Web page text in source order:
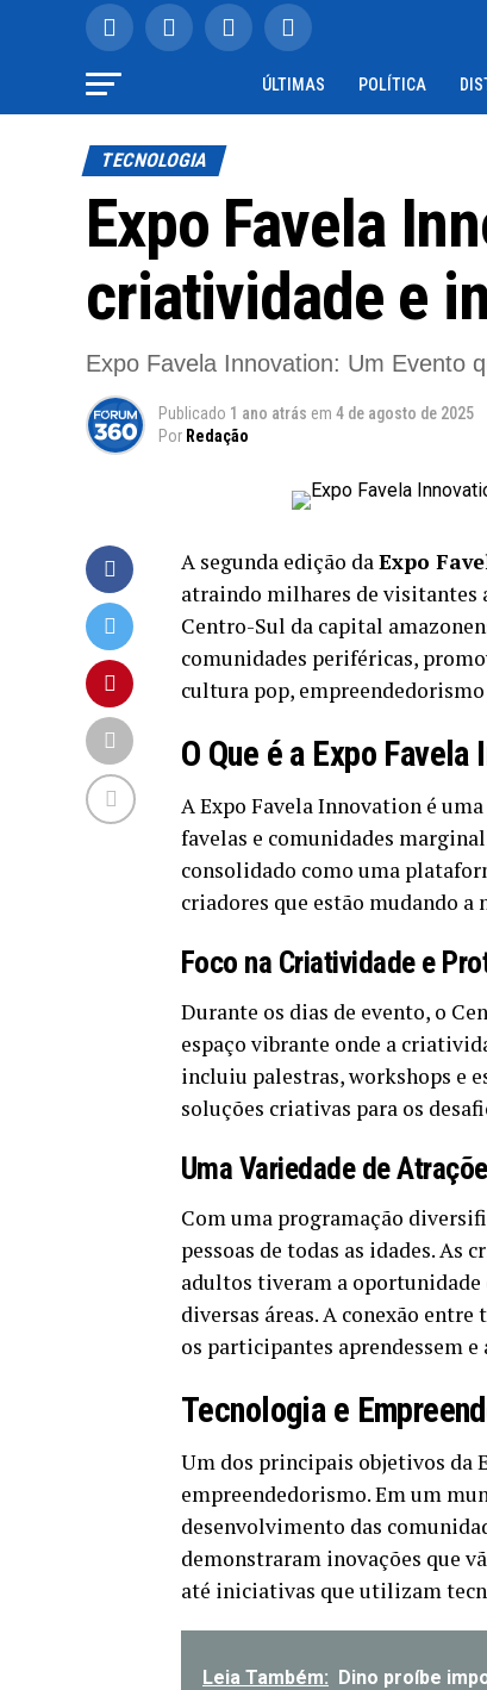
ÚLTIMAS POLÍTICA
TECNOLOGIA
Expo Favela
criatividade e
Expo Favela Innovation: Um Evento
Publicado 1 ano atrás em 4 de agosto de 2025
Por Redação
A segunda edição daExpo
atraindo milhares de visitantes
Centro-Sul da capital
comunidades periféricas,
cultura pop,
O Que é a Expo Favela
A Expo Favela Innovation é
favelas e comunidades
consolidado como uma
criadores que estão mudando
Foco na Criatividade e
Durante os dias de evento, o
espaço vibrante onde a
incluiu palestras, workshops e
soluções criativas para os
Uma Variedade de
Com uma programação
pessoas de todas as idades.
adultos tiveram a oportunidade
diversas áreas. A conexão
os participantes aprendessem
Tecnologia e
Um dos principais objetivos da
empreendedorismo. Em um
desenvolvimento das
demonstraram inovações que
até iniciativas que utilizam
Leia Também: Dino proíbe